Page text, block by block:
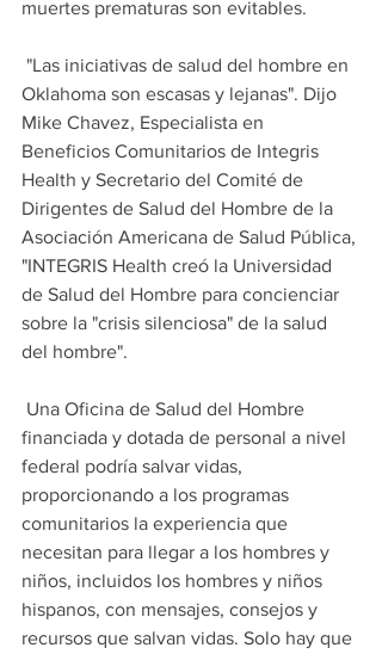
muertes prematuras son evitables.
Oklahoma son escasas y lejanas". Dijo
Mike Chavez, Especialista en
Beneficios Comunitarios de Integris
Health y Secretario del Comité de
Dirigentes de Salud del Hombre de la
Asociación Americana de Salud Pública,
"INTEGRIS Health creó la Universidad
de Salud del Hombre para concienciar
sobre la "crisis silenciosa" de la salud
del hombre".
financiada y dotada de personal a nivel
federal podría salvar vidas,
proporcionando a los programas
comunitarios la experiencia que
necesitan para llegar a los hombres y
niños, incluidos los hombres y niños
hispanos, con mensajes, consejos y
recursos que salvan vidas. Solo hay que